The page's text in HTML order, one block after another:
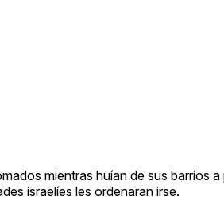
mientras huían de sus barrios a
israelíes les ordenaran irse.